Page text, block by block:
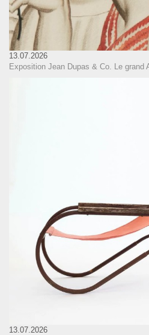
13.07.2026
Exposition Jean Dupas & Co. Le grand
13.07.2026